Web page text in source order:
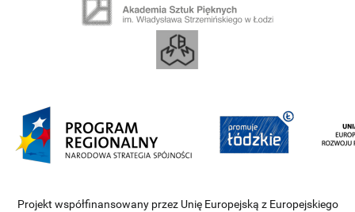
Projekt współfinansowany przez Unię Europejską z Europejskiego